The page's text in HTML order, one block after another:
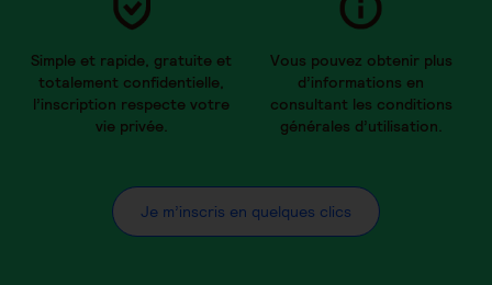
Simple et rapide, gratuite et
totalement confidentielle,
l’inscription respecte votre
vie privée.
Vous pouvez obtenir plus
d’informations en
consultant les conditions
générales d’utilisation.
Je m’inscris en quelques clics